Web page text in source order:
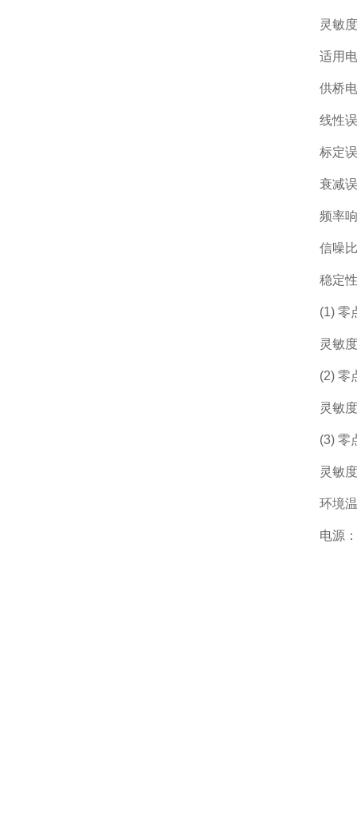
灵敏
适用
供桥
线性
标定
衰减
频率
信噪
稳定
(1) 零
灵敏
(2) 零
灵敏
(3) 零
灵敏
环境
电源